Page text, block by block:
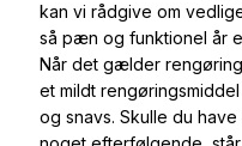
kan vi rådgive om
så pæn og funktionel år
Når det gælder
et mildt
og snavs. Skulle du